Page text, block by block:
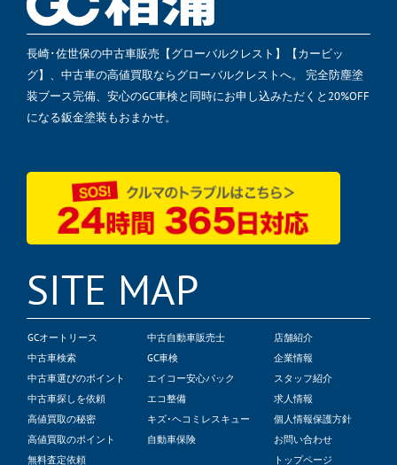
長崎･佐世保の中古車販売【グローバルクレスト】【カービッ
グ】、中古車の高値買取ならグローバルクレストへ。 完全防塵塗
装ブース完備、安心のGC車検と同時にお申し込みただくと20%OFF
になる鈑金塗装もおまかせ。
SITE MAP
GCオートリース
中古車検索
中古車選びのポイント
中古車探しを依頼
高値買取の秘密
高値買取のポイント
無料査定依頼
中古自動車販売士
GC車検
エイコー安心パック
エコ整備
キズ･ヘコミレスキュー
自動車保険
店舗紹介
企業情報
スタッフ紹介
求人情報
個人情報保護方針
お問い合わせ
トップページ